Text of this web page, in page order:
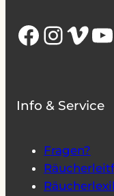
Info & Service
Fragen?